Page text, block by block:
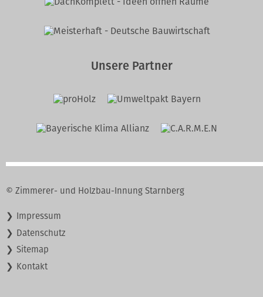
Unsere Partner
© Zimmerer- und Holzbau-Innung Starnberg
Navigation
Impressum
Datenschutz
Sitemap
Kontakt